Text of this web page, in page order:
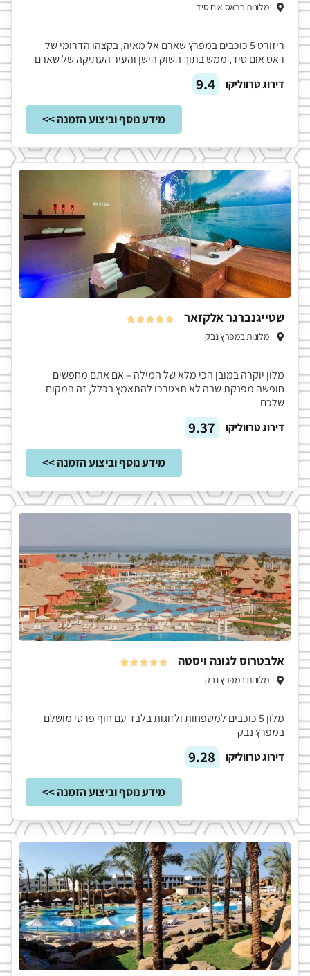
מלונות בראס אום סיד
ריזורט 5 כוכבים במפרץ שארם אל מאיה, בקצהו הדרומי של
ראס אום סיד, ממש בתוך השוק הישן והעיר העתיקה של שארם
דירוג טרווליקו
9.4
מידע נוסף וביצוע הזמנה >>
שטייגנברגר אלקזאר 




מלונות במפרץ נבק
מלון יוקרה במובן הכי מלא של המילה – אם אתם מחפשים
חופשה מפנקת שבה לא תצטרכו להתאמץ בכלל, זה המקום
שלכם
דירוג טרווליקו
9.37
מידע נוסף וביצוע הזמנה >>
אלבטרוס לגונה ויסטה 




מלונות במפרץ נבק
מלון 5 כוכבים למשפחות ולזוגות בלבד עם חוף פרטי מושלם
במפרץ נבק
דירוג טרווליקו
9.28
מידע נוסף וביצוע הזמנה >>